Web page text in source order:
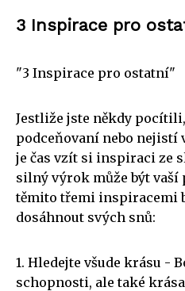
3 Inspirace pro
"3 Inspirace pro ostatní"
Jestliže jste někdy
podceňovaní nebo
je čas vzít si inspiraci ze
silný výrok může být vaší
těmito třemi inspiracemi
dosáhnout svých snů:
1. Hledejte všude krásu -
schopnosti, ale také